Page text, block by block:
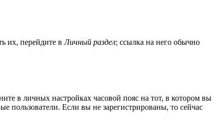
их, перейдите вЛичный раздел; ссылка на него обычно
в личных настройках часовой пояс на тот, в котором вы
пользователи. Если вы не зарегистрированы, то сейчас